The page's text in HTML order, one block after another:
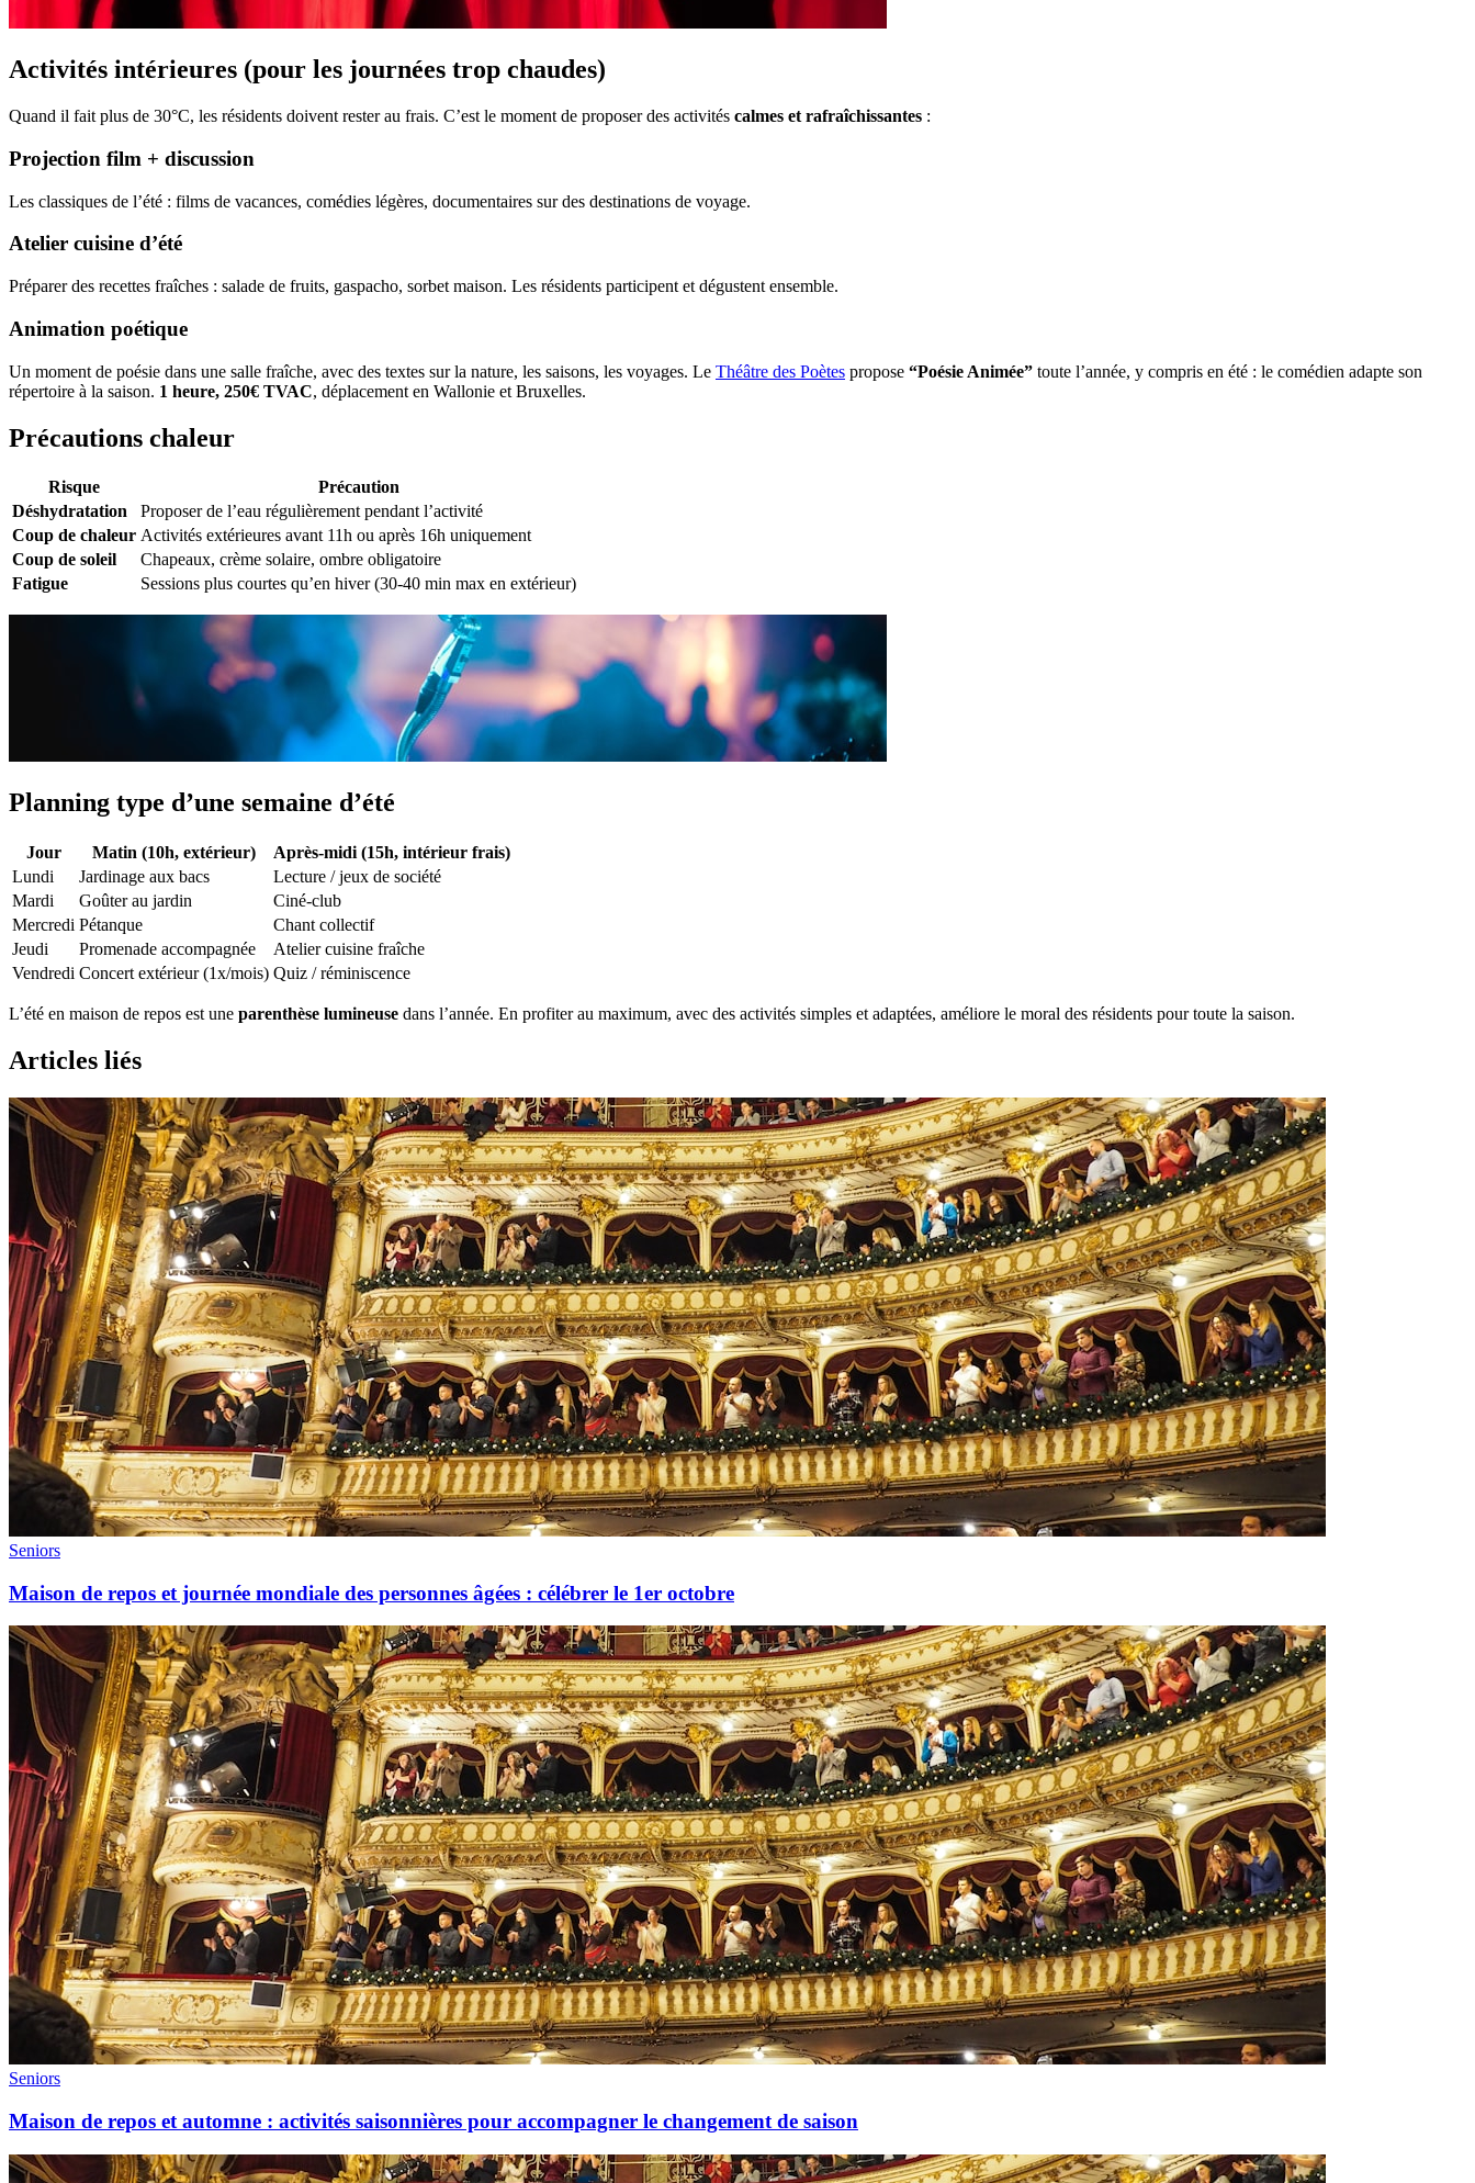
Activités intérieures (pour les journées trop chaudes)
Quand il fait plus de 30°C, les résidents doivent rester au frais. C’est le moment de proposer des activités calmes et rafraîchissantes :
Projection film + discussion
Les classiques de l’été : films de vacances, comédies légères, documentaires sur des destinations de voyage.
Atelier cuisine d’été
Préparer des recettes fraîches : salade de fruits, gaspacho, sorbet maison. Les résidents participent et dégustent ensemble.
Animation poétique
Un moment de poésie dans une salle fraîche, avec des textes sur la nature, les saisons, les voyages. Le Théâtre des Poètes propose “Poésie Animée” toute l’année, y compris en été : le comédien adapte son
répertoire à la saison. 1 heure, 250€ TVAC, déplacement en Wallonie et Bruxelles.
Précautions chaleur
Risque
Précaution
Déshydratation
Proposer de l’eau régulièrement pendant l’activité
Coup de chaleur Activités extérieures avant 11h ou après 16h uniquement
Coup de soleil
Chapeaux, crème solaire, ombre obligatoire
Fatigue
Sessions plus courtes qu’en hiver (30-40 min max en extérieur)
Planning type d’une semaine d’été
Jour Matin (10h, extérieur)
Après-midi (15h, intérieur frais)
Lundi
Jardinage aux bacs
Lecture / jeux de société
Mardi
Goûter au jardin
Ciné-club
Mercredi Pétanque
Chant collectif
Jeudi
Promenade accompagnée
Atelier cuisine fraîche
Vendredi Concert extérieur (1x/mois) Quiz / réminiscence
L’été en maison de repos est une parenthèse lumineuse dans l’année. En profiter au maximum, avec des activités simples et adaptées, améliore le moral des résidents pour toute la saison.
Articles liés
Seniors
Maison de repos et journée mondiale des personnes âgées : célébrer le 1er octobre
Seniors
Maison de repos et automne : activités saisonnières pour accompagner le changement de saison